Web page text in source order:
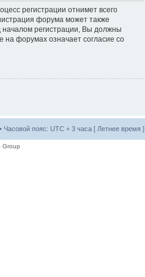
регистрации отнимет всего
форума может также
началом регистрации, Вы должны
на форумах означает согласие со
• Часовой пояс: UTC + 3 часа [ Летнее время ]
Group